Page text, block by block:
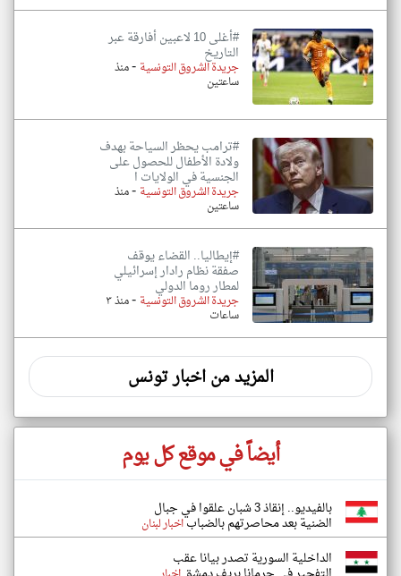
#أغلى 10 لاعبين أفارقة عبر
التاريخ
جريدة الشروق التونسية -منذ
ساعتين
#ترامب يحظر السياحة بهدف
ولادة الأطفال للحصول على
الجنسية في الولايات ا
جريدة الشروق التونسية -منذ
ساعتين
#إيطاليا.. القضاء يوقف
صفقة نظام رادار إسرائيلي
لمطار روما الدولي
جريدة الشروق التونسية - منذ ٣
ساعات
المزيد من اخبار تونس
أيضاً في موقع كل يوم
بالفيديو.. إنقاذ 3 شبان علقوا في جبال
الضنية بعد محاصرتهم بالضباباخبار لبنان
الداخلية السورية تصدر بيانا عقب